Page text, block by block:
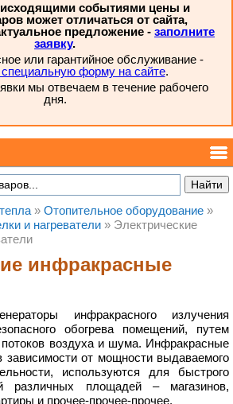
событиями цены и
может отличаться от сайта,
предложение - заполните
заявку.
или гарантийное обслуживание -
специальную форму на сайте.
мы отвечаем в течение рабочего
дня.
» Отопительное оборудование »
и нагреватели » Электрические
инфракрасные
инфракрасного излучения
обогрева помещений, путем
потоков воздуха и шума. Инфракрасные
зависимости от мощности выдаваемого
используются для быстрого
различных площадей – магазинов,
и прочее-прочее-прочее.